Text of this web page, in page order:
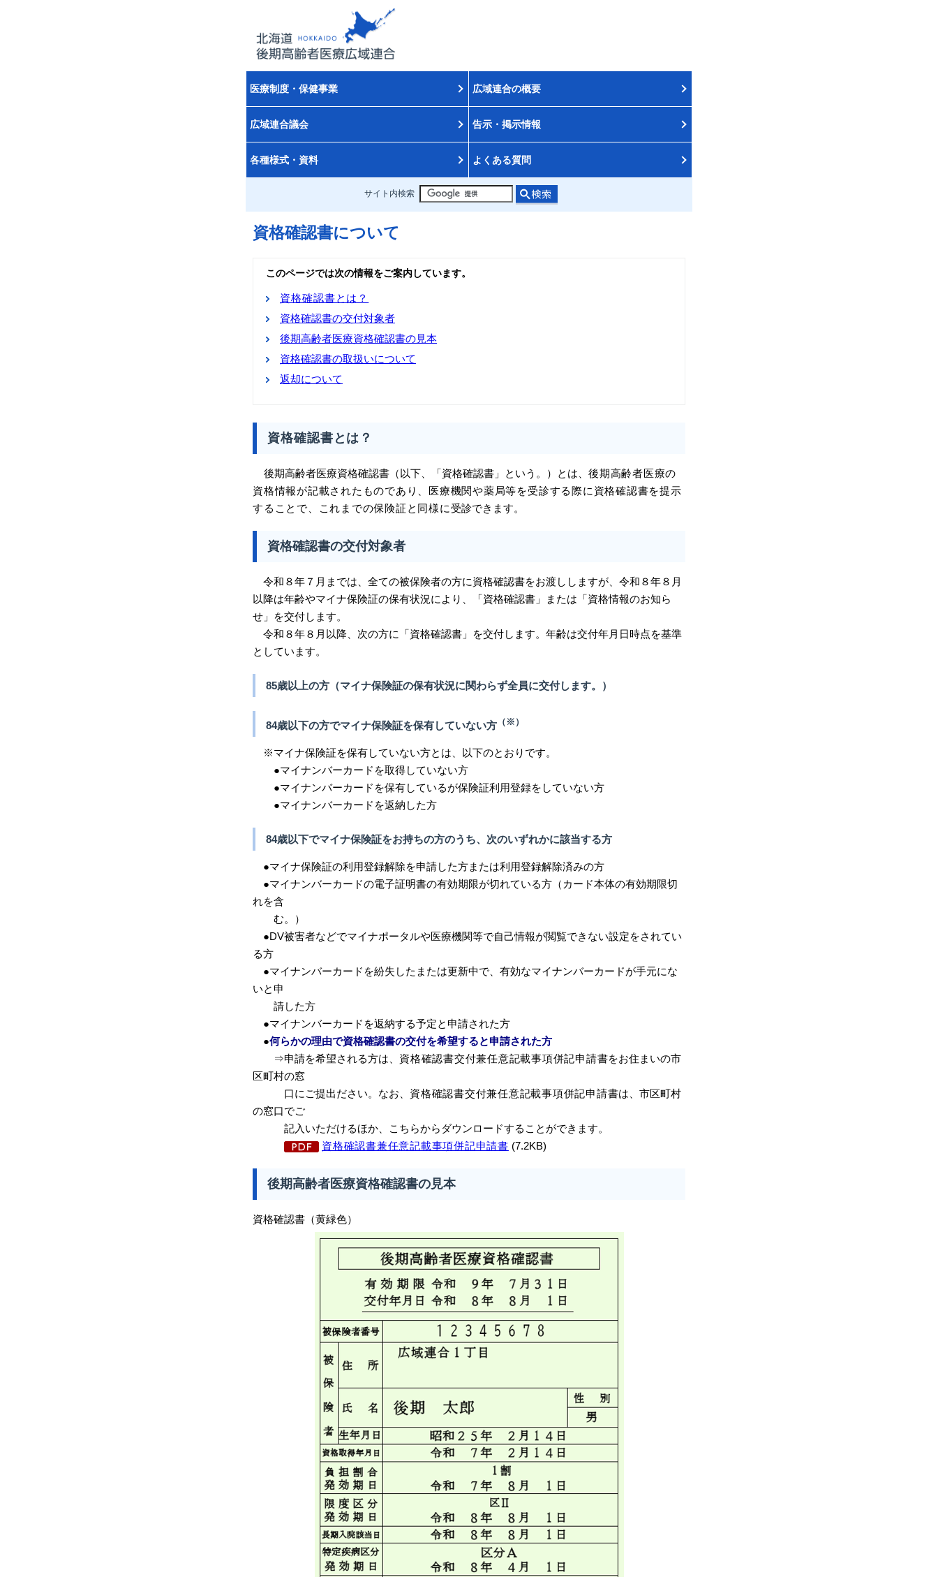
医療制度・保健事業 広域連合の概要
広域連合議会 告示・掲示情報
各種様式・資料 よくある質問
サイト内検索
資格確認書について
このページでは次の情報をご案内しています。
資格確認書とは？
資格確認書の交付対象者
後期高齢者医療資格確認書の見本
資格確認書の取扱いについて
返却について
資格確認書とは？
後期高齢者医療資格確認書（以下、「資格確認書」という。）とは、 後期高齢者医療の
資格情報が記載されたものであり、 医療機関や薬局等を受診する際に資格確認書を提示
することで、これまでの保険証と同様に 受診できます。
資格確認書の交付対象者
​ 令和８年７月までは、全ての被保険者の方に資格確認書をお渡ししますが、令和８年８月
以降は年齢やマイナ保険証の保有状況により、「資格確認書」または「資格情報のお知ら
せ」を交付します。
令和８年８月以降、次の方に「資格確認書」を交付します。年齢は交付年月日時点を基準
としています。
85歳以上の方 （マイナ保険証の保有状況に関わらず全員に交付します。）
84歳以下の方でマイナ保険証を保有していない方 （※）
※マイナ保険証を保有していない方とは、以下のとおりです。
●マイナンバーカードを取得していない方
●マイナンバーカードを保有しているが保険証利用登録をしていない方
●マイナンバーカードを返納した方
84歳以下でマイナ保険証をお持ちの方のうち、次のいずれかに該当する方
●マイナ保険証の利用登録解除を申請した方または利用登録解除済みの方
●マイナンバーカードの電子証明書の有効期限が切れている方（カード本体の有効期限切
れを含
む。）
●DV被害者などでマイナポータルや医療機関等で自己情報が閲覧できない設定をされてい
る方
●マイナンバーカードを紛失したまたは更新中で、有効なマイナンバーカードが手元にな
いと申
請した方
●マイナンバーカードを返納する予定と申請された方
●何らかの理由で資格確認書の交付を希望すると申請された方
⇒申請を希望される方は、 資格確認書交付兼任意記載事項併記申請書をお住まいの市
区町村の窓
口にご提出ださい。なお、 資格確認書交付兼任意記載事項併記申請書は、市区町村
の窓口でご
記入いただけるほか、こちらからダウンロードすることができます。
資格確認書兼任意記載事項併記申請書 (7.2KB)
後期高齢者医療資格確認書の見本
資格確認書（黄緑色）